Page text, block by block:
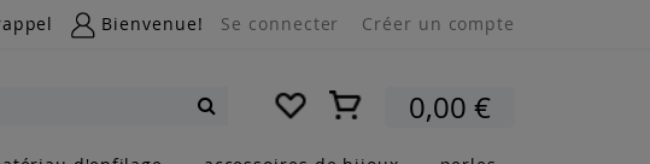
Bienvenue! Se connecter Créer un compte
Mon panier0,00 €